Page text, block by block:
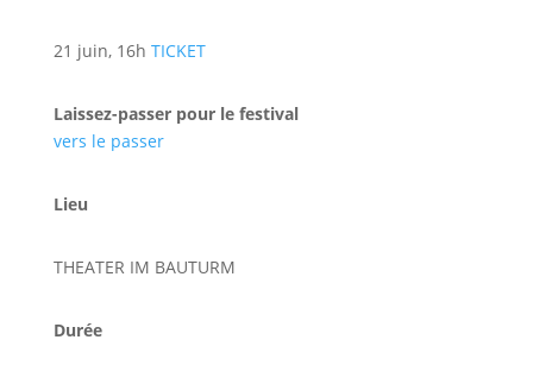
21 juin, 16h TICKET
Laissez-passer pour le festival
vers le passer
Lieu
THEATER IM BAUTURM
Durée